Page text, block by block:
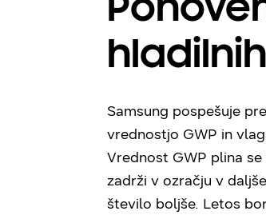
Samsung pospešuje
vrednostjo GWP in
Vrednost GWP plina
zadrži v ozračju v
število boljše. Letos